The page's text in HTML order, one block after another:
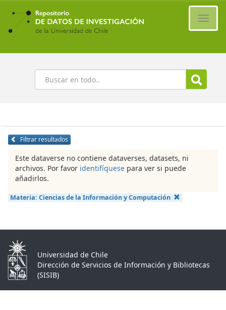
Ir
contenido
principal
Buscar
Filtrar resultados
Este dataverse no contiene dataverses, datasets, ni
archivos. Por favor identifíquese para ver si puede
añadirlos.
Materia: Ciencias de la Información y Computación
Universidad de Chile
Dirección de Servicios de Información y Bibliotecas
(SISIB)